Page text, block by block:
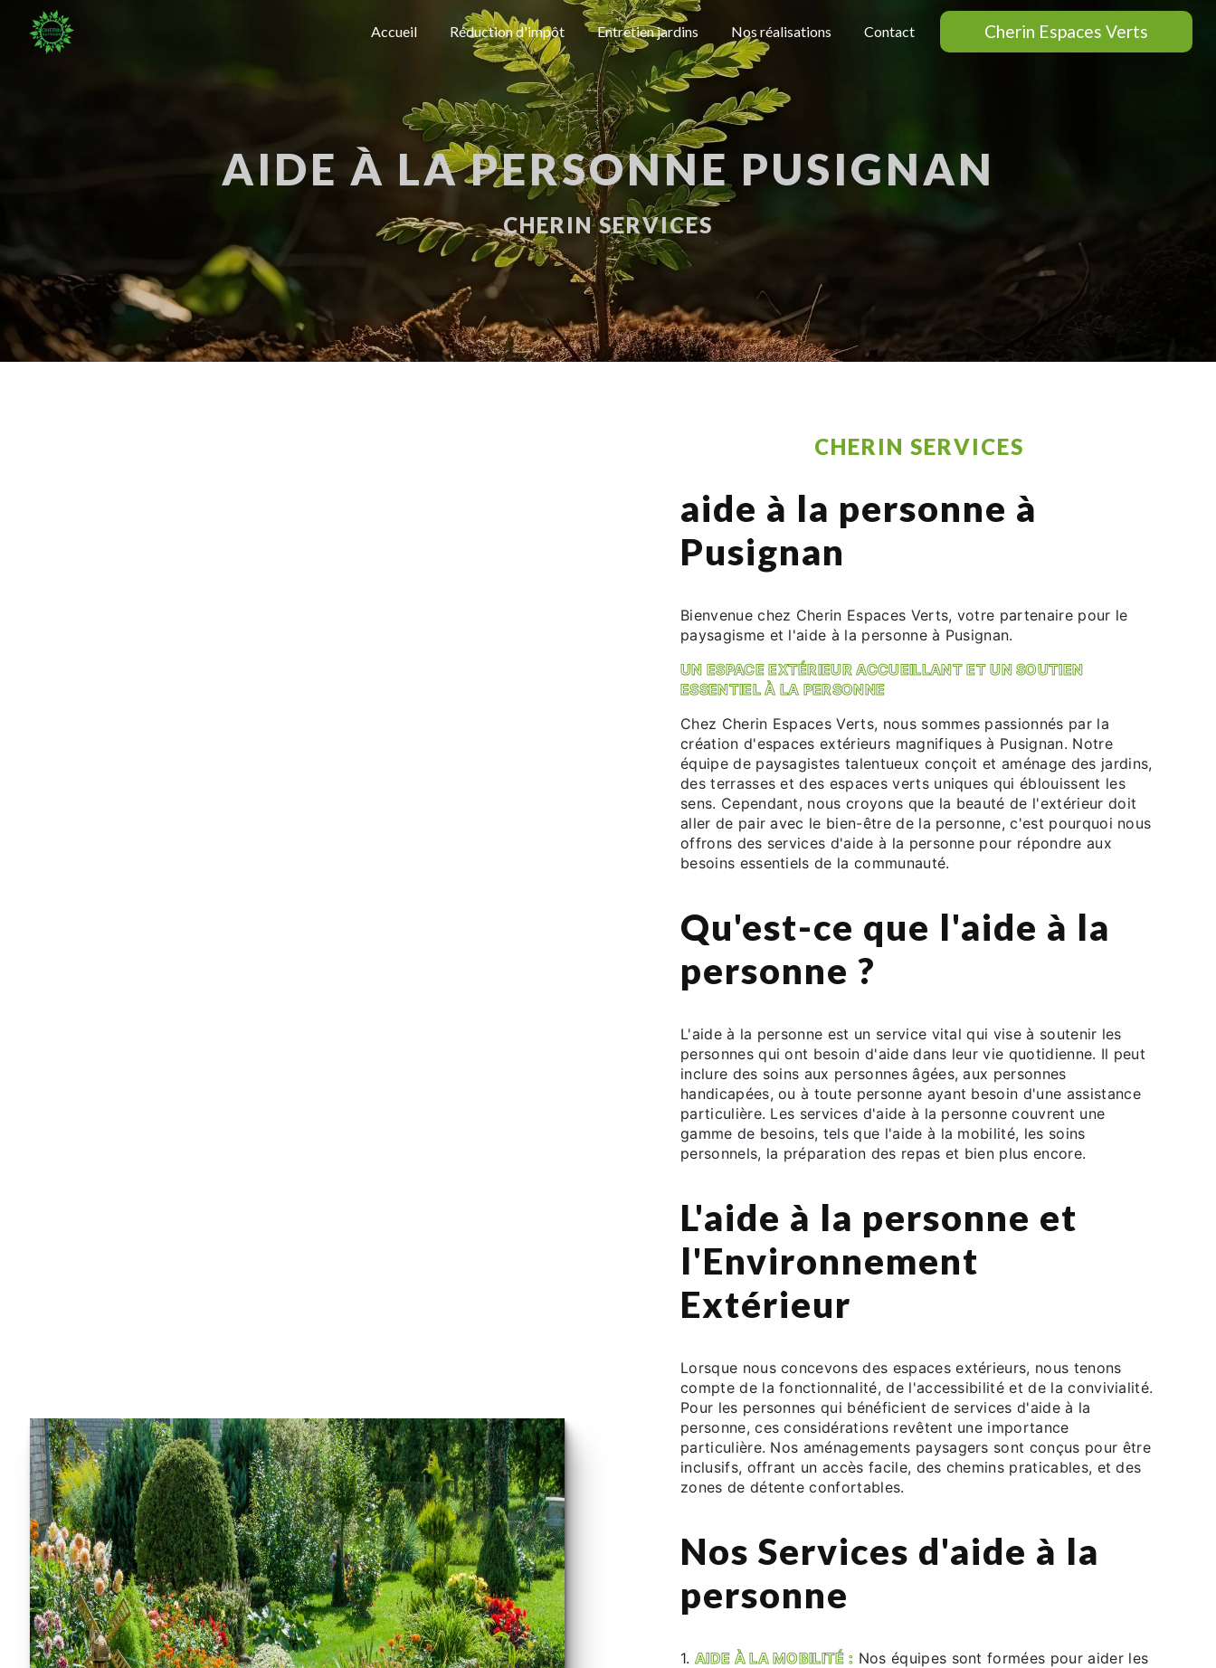
Accueil Réduction d'impôt Entretien jardins Nos réalisations Contact Cherin Espaces Verts
AIDE À LA PERSONNE PUSIGNAN
CHERIN SERVICES
CHERIN SERVICES
aide à la personne à
Pusignan
Bienvenue chez Cherin Espaces Verts, votre partenaire pour le
paysagisme et l'aide à la personne à Pusignan.
UN ESPACE EXTÉRIEUR ACCUEILLANT ET UN SOUTIEN
ESSENTIEL À LA PERSONNE
Chez Cherin Espaces Verts, nous sommes passionnés par la
création d'espaces extérieurs magnifiques à Pusignan. Notre
équipe de paysagistes talentueux conçoit et aménage des jardins,
des terrasses et des espaces verts uniques qui éblouissent les
sens. Cependant, nous croyons que la beauté de l'extérieur doit
aller de pair avec le bien-être de la personne, c'est pourquoi nous
offrons des services d'aide à la personne pour répondre aux
besoins essentiels de la communauté.
Qu'est-ce que l'aide à la
personne ?
L'aide à la personne est un service vital qui vise à soutenir les
personnes qui ont besoin d'aide dans leur vie quotidienne. Il peut
inclure des soins aux personnes âgées, aux personnes
handicapées, ou à toute personne ayant besoin d'une assistance
particulière. Les services d'aide à la personne couvrent une
gamme de besoins, tels que l'aide à la mobilité, les soins
personnels, la préparation des repas et bien plus encore.
L'aide à la personne et
l'Environnement
Extérieur
Lorsque nous concevons des espaces extérieurs, nous tenons
compte de la fonctionnalité, de l'accessibilité et de la convivialité.
Pour les personnes qui bénéficient de services d'aide à la
personne, ces considérations revêtent une importance
particulière. Nos aménagements paysagers sont conçus pour être
inclusifs, offrant un accès facile, des chemins praticables, et des
zones de détente confortables.
Nos Services d'aide à la
personne
1. AIDE À LA MOBILITÉ : Nos équipes sont formées pour aider les
Panneau de gestion des cookies